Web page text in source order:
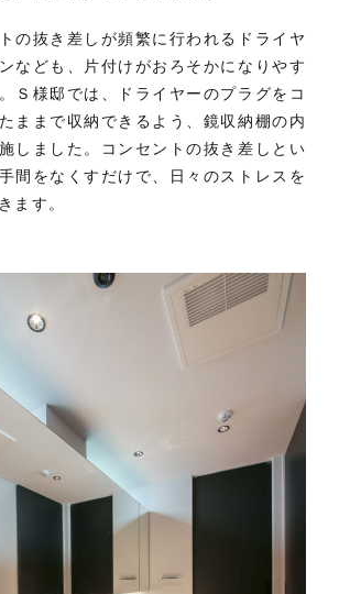
の抜き差しが頻繁に行われるドライヤ
なども、片付けがおろそかになりやす
Ｓ様邸では、ドライヤーのプラグをコ
ままで収納できるよう、鏡収納棚の内
しました。コンセントの抜き差しとい
間をなくすだけで、日々のストレスを
ます。